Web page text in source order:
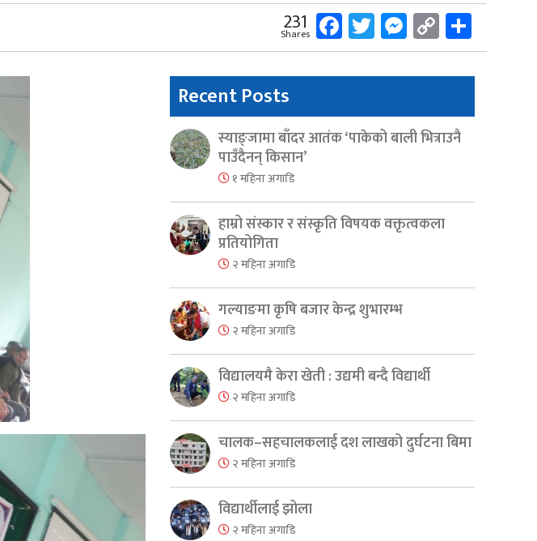
231
Shares Facebook
Twitter
Messenger
Copy
Link
Recent Posts
स्याङ्जामा बाँदर आतंक ‘पाकेको बाली भित्राउनै
पाउँदैनन् किसान’
१ महिना अगाडि
हाम्रो संस्कार र संस्कृति विषयक वक्तृत्वकला
प्रतियोगिता
२ महिना अगाडि
गल्याङमा कृषि बजार केन्द्र शुभारम्भ
२ महिना अगाडि
विद्यालयमै केरा खेती : उद्यमी बन्दै विद्यार्थी
२ महिना अगाडि
चालक–सहचालकलाई दश लाखको दुर्घटना बिमा
२ महिना अगाडि
विद्यार्थीलाई झोला
२ महिना अगाडि